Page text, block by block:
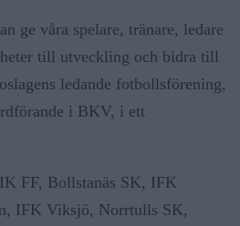
ge våra spelare, tränare, ledare
till utveckling och bidra till
ledande fotbollsförening,
i BKV, i ett
FF, Bollstanäs SK, IFK
IFK Viksjö, Norrtulls SK,